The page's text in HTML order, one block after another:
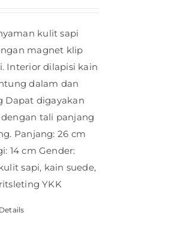
kulit sapi
magnet klip
Interior dilapisi kain
dalam dan
Dapat digayakan
tali panjang
Panjang: 26 cm
14 cm Gender:
sapi, kain suede,
YKK
Details